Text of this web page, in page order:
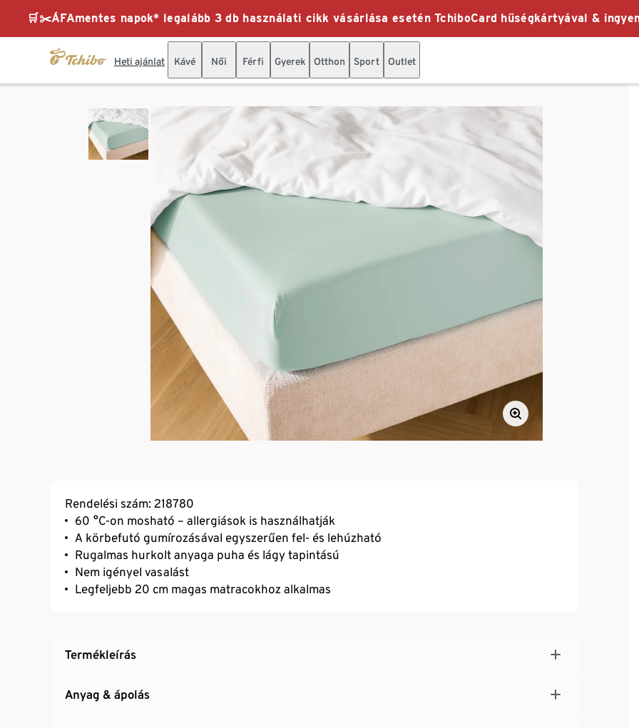
🛒✂️ÁFAmentes napok* legalább 3 db használati cikk vásárlása esetén TchiboCard hűségkártyával &
Heti ajánlat Kávé Női Férfi Gyerek Otthon Sport Outlet
Rendelési szám: 218780
60 °C-on mosható – allergiások is használhatják
A körbefutó gumírozásával egyszerűen fel- és lehúzható
Rugalmas hurkolt anyaga puha és lágy tapintású
Nem igényel vasalást
Legfeljebb 20 cm magas matracokhoz alkalmas
Termékleírás
Anyag & ápolás